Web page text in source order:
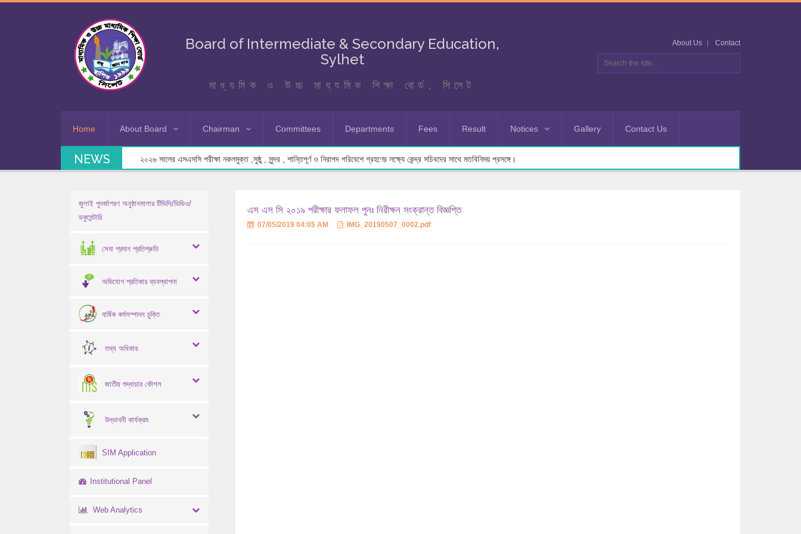
Board of Intermediate & Secondary Education,
Sylhet
মাধ্যমিক ও উচ্চ মাধ্যমিক শিক্ষা বোর্ড, সিলেট
About Us Contact
Home About Board Chairman Committees Departments Fees Result Notices Gallery Contact Us
NEWS ২০২৬ সালের এসএসসি পরীক্ষা নকলমুক্ত ,সুষ্ঠু , সুন্দর , শান্তিপূর্ণ ও নিরাপদ পরিবেশে গ্রহণের লক্ষ্যে কেন্দ্র সচিবদের সাথে মতবিনিময় প্রসঙ্গে।
জুলাই পুনর্জাগরণ অনুষ্ঠানমালার টিভিসি/ভিডিও/
ডকুমেন্টারি
সেবা প্রদান প্রতিশ্রুতি
অভিযোগ প্রতিকার ব্যবস্থাপনা
বার্ষিক কর্মসম্পাদন চুক্তি
তথ্য অধিকার
জাতীয় শুদ্ধাচার কৌশল
উদ্ভাবনী কার্যক্রম
SIM Application
Institutional Panel
Web Analytics
এস এস সি ২০১৯ পরীক্ষার ফলাফল পুনঃ নিরীক্ষন সংক্রান্ত বিজ্ঞপ্তি
07/05/2019 04:05 AM IMG_20190507_0002.pdf